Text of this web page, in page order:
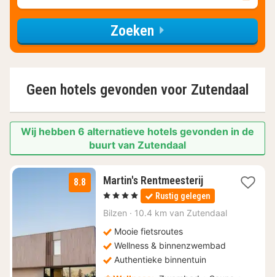
Zoeken
Geen hotels gevonden voor Zutendaal
Wij hebben 6 alternatieve hotels gevonden in de
buurt van Zutendaal
8.8 Martin's Rentmeesterij1
nacht
vanaf
€
, 4 Sterren Rustig gelegen
Bilzen · 10.4 km van Zutendaal
Mooie fietsroutes
Wellness & binnenzwembad
Authentieke binnentuin